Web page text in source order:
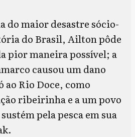
do maior desastre sócio-
do Brasil, Ailton pôde
pior maneira possível; a
causou um dano
ao Rio Doce, como
ribeirinha e a um povo
pela pesca em sua